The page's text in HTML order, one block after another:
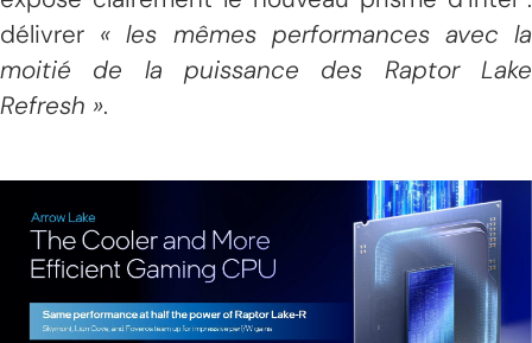
délivrer « les mêmes performances avec la
moitié de la puissance des Raptor Lake
Refresh ».